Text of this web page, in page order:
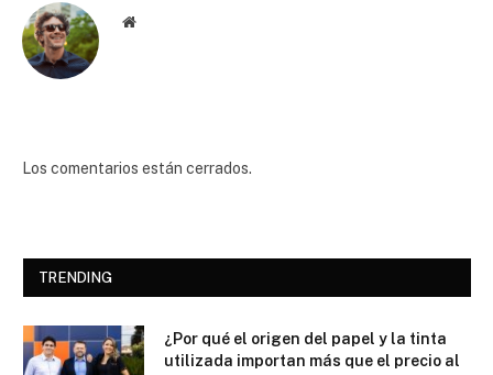
Website
Los comentarios están cerrados.
TRENDING
¿Por qué el origen del papel y la tinta
utilizada importan más que el precio al